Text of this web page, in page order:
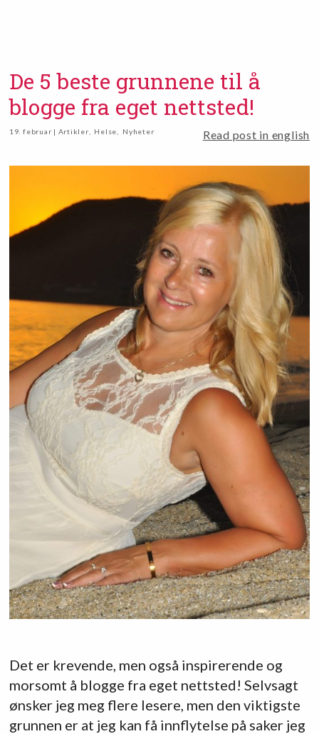
De 5 beste grunnene til å
blogge fra eget nettsted!
19. februar | Artikler Helse Nyheter Read post in english
Det er krevende, men også inspirerende og
morsomt å blogge fra eget nettsted! Selvsagt
ønsker jeg meg flere lesere, men den viktigste
grunnen er at jeg kan få innflytelse på saker jeg